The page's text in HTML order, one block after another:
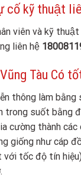
cố kỹ thuật
viên và kỹ
liên hệ
Tàu Có
thông làm
trong suốt bằng
cường thành
giống như cáp
tốc độ tín